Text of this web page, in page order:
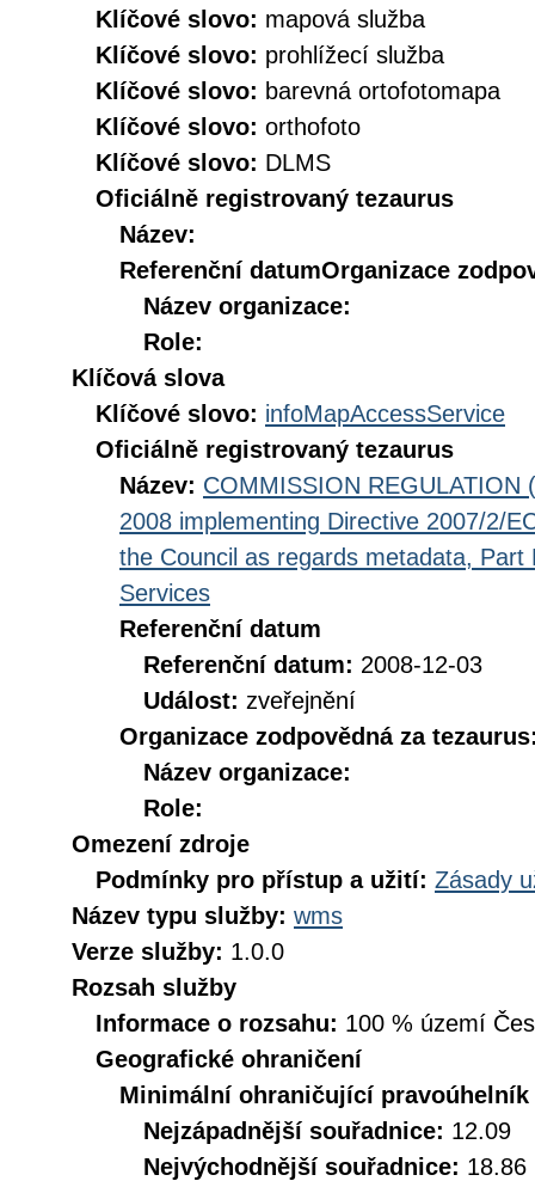
Klíčové slovo: mapová služba
Klíčové slovo: prohlížecí služba
Klíčové slovo: barevná ortofotomapa
Klíčové slovo: orthofoto
Klíčové slovo: DLMS
Oficiálně registrovaný tezaurus
Název:
Referenční datumOrganizace
Název organizace:
Role:
Klíčová slova
Klíčové slovo: infoMapAccessService
Oficiálně registrovaný tezaurus
Název: COMMISSION REGULATION
2008 implementing Directive 2007/2/
the Council as regards metadata,
Services
Referenční datum
Referenční datum: 2008-12-03
Událost: zveřejnění
Organizace zodpovědná za
Název organizace:
Role:
Omezení zdroje
Podmínky pro přístup a užití: Zásady
Název typu služby: wms
Verze služby: 1.0.0
Rozsah služby
Informace o rozsahu: 100 % území
Geografické ohraničení
Minimální ohraničující pravoúhelník
Nejzápadnější souřadnice: 12.09
Nejvýchodnější souřadnice: 18.86